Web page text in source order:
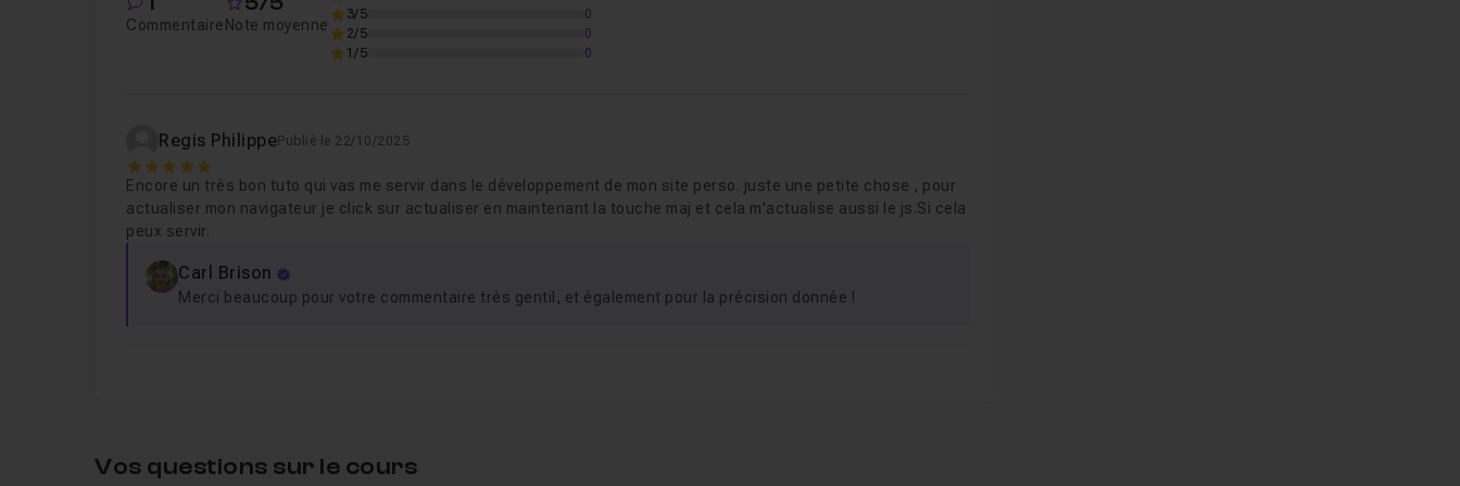
Leçon 9 Terminer la mise en forme du formulaire
Ecrire le code HTML du formulaire de Create
Leçon 12 Activer les formulaire via le JavaScript
Leçon 13 Manipuler la hauteur de la Section
Leçon 14 Manipuler les H2
Chapitre 2 : Partie 2: Vérifier les formulaires côté Frontend
Chapitre 4 : Partie 4: Gérer le Code de Validation
CommentaireNote moyenne
3/5
0
2/5
0
1/5
0
Regis PhilippePublié le 22/10/2025
5
Encore un très bon tuto qui vas me servir dans le développement de mon site perso. juste une petite chose , pour
actualiser mon navigateur je click sur actualiser en maintenant la touche maj et cela m'actualise aussi le js.Si cela
peux servir.
Carl Brison
Merci beaucoup pour votre commentaire très gentil, et également pour la précision donnée !
Vos questions sur le cours